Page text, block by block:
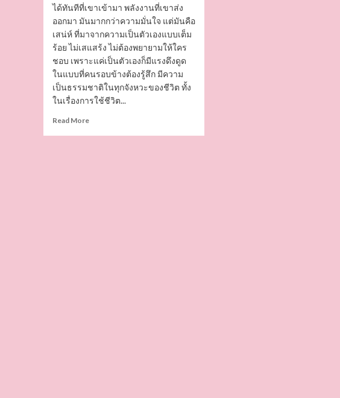
ได้ทันทีที่เขาเข้ามา พลังงานที่เขาส่ง
ออกมา มันมากกว่าความมั่นใจ แต่มันคือ
เสน่ห์ ที่มาจากความเป็นตัวเองแบบเต็ม
ร้อย ไม่เสแสร้ง ไม่ต้องพยายามให้ใคร
ชอบ เพราะแค่เป็นตัวเองก็มีแรงดึงดูด
ในแบบที่คนรอบข้างต้องรู้สึก มีความ
เป็นธรรมชาติในทุกจังหวะของชีวิต ทั้ง
ในเรื่องการใช้ชีวิต...
Read MoreRead